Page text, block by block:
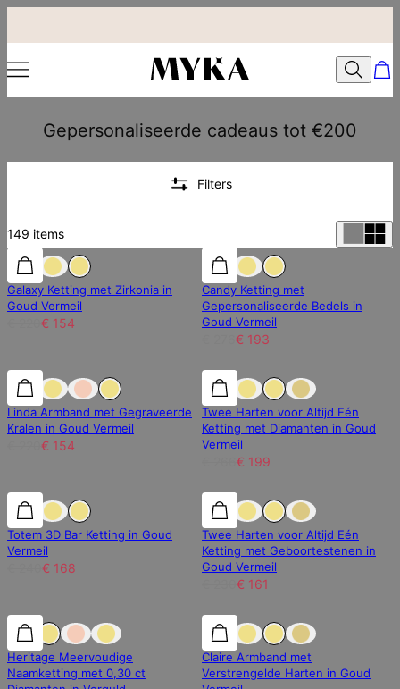
Gepersonaliseerde cadeaus tot €200
Filters
149 items
Galaxy Ketting met Zirkonia in
Goud Vermeil
€ 154
30% korting
Candy Ketting met
Gepersonaliseerde Bedels in
Goud Vermeil
€ 193
30% korting 30% korting
Linda Armband met Gegraveerde
Kralen in Goud Vermeil
€ 154
25% korting
Twee Harten voor Altijd Eén
Ketting met Diamanten in Goud
Vermeil
€ 199
30% korting 30% korting
Totem 3D Bar Ketting in Goud
Vermeil
€ 168
30% korting
Twee Harten voor Altijd Eén
Ketting met Geboortestenen in
Goud Vermeil
€ 161
25% korting 25% korting
Heritage Meervoudige
Naamketting met 0,30 ct
30% korting
Claire Armband met
Verstrengelde Harten in Goud